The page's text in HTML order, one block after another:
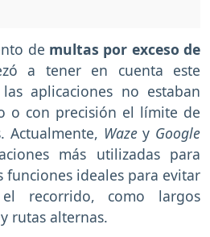
de multas por exceso de
a tener en cuenta este
aplicaciones no estaban
o con precisión el límite de
Actualmente, Wazey Google
más utilizadas para
funciones ideales para evitar
recorrido, como largos
rutas alternas.